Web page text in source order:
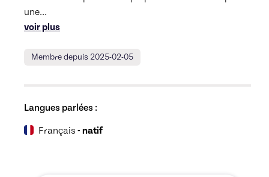
une...
voir plus
Membre depuis 2025-02-05
Langues parlées :
Français - natif